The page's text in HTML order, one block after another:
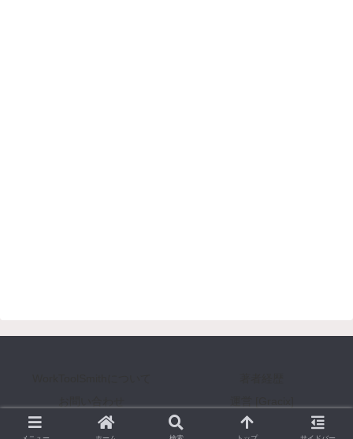
Copyright © 2008-2026 WorkToolSmith [ワークツールスミス] All Rights Reserved.